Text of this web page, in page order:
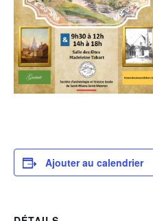
Ajouter au calendrier